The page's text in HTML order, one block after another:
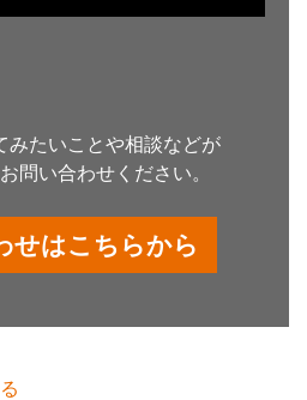
みたいことや相談などが
問い合わせください。
せはこちらから